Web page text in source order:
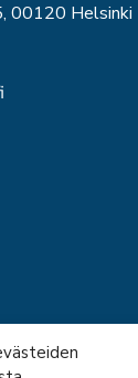
00120 Helsinki